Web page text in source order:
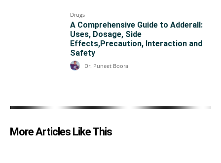
Drugs
A Comprehensive Guide to Adderall:
Uses, Dosage, Side
Effects,Precaution, Interaction and
Safety
Dr. Puneet Boora
More Articles Like This